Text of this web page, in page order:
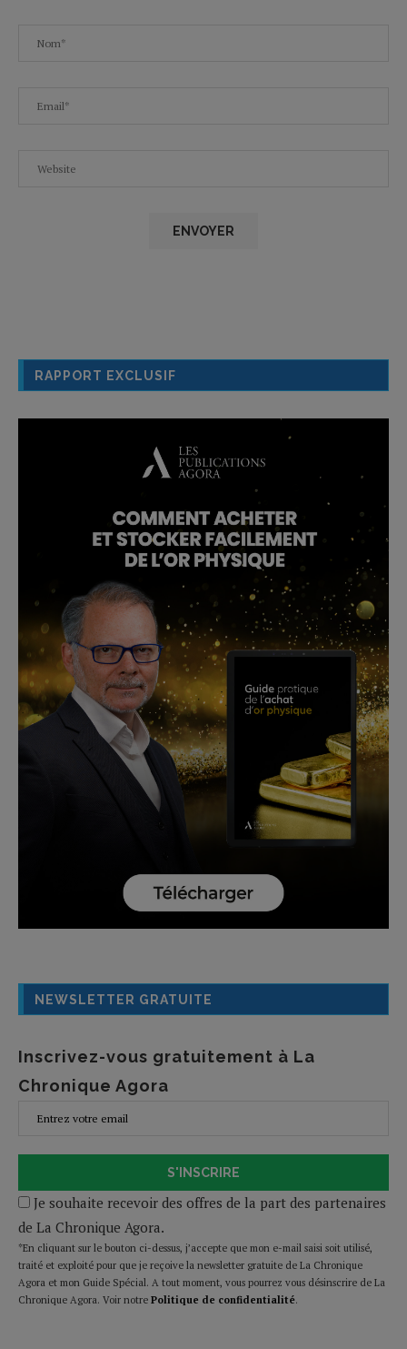
RAPPORT EXCLUSIF
NEWSLETTER GRATUITE
Inscrivez-vous gratuitement à La
Chronique Agora
S'INSCRIRE
Je souhaite recevoir des offres de la part des partenaires
de La Chronique Agora.
*En cliquant sur le bouton ci-dessus, j’accepte que mon e-mail saisi soit utilisé,
traité et exploité pour que je reçoive la newsletter gratuite de La Chronique
Agora et mon Guide Spécial. A tout moment, vous pourrez vous désinscrire de La
Chronique Agora. Voir notre Politique de confidentialité.